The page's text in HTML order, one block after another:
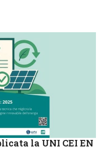
la UNI CEI EN